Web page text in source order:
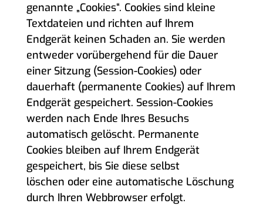
genannte „Cookies“. Cookies sind kleine
Textdateien und richten auf Ihrem
Endgerät keinen Schaden an. Sie werden
entweder vorübergehend für die Dauer
einer Sitzung (Session-Cookies) oder
dauerhaft (permanente Cookies) auf Ihrem
Endgerät gespeichert. Session-Cookies
werden nach Ende Ihres Besuchs
automatisch gelöscht. Permanente
Cookies bleiben auf Ihrem Endgerät
gespeichert, bis Sie diese selbst
löschen oder eine automatische Löschung
durch Ihren Webbrowser erfolgt.